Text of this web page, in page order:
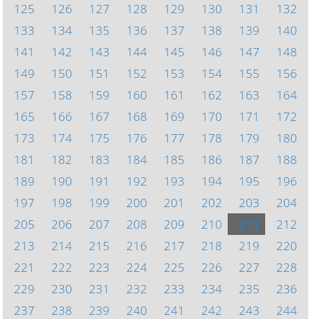
125
126 127 128 129 130 131
132
133
134 135 136 137 138 139
140
141
142 143 144 145 146 147
148
149
150 151 152 153 154 155
156
157
158 159 160 161 162 163
164
165
166 167 168 169 170 171
172
173
174 175 176 177 178 179
180
181
182 183 184 185 186 187
188
189
190 191 192 193 194 195
196
197
198 199 200 201 202 203
204
205
206 207 208 209 210 211
212
213
214 215 216 217 218 219
220
221
222 223 224 225 226 227
228
229
230 231 232 233 234 235
236
237
238 239 240 241 242 243
244